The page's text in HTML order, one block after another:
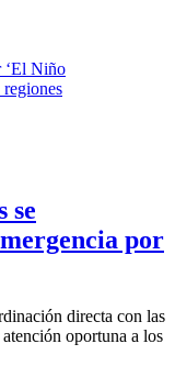
se
por
directa con las
oportuna a los